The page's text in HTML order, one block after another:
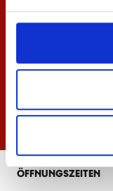
ÖFFNUNGSZEITEN